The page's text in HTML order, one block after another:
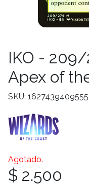
IKO - 209/
Apex of
SKU: 1627439409555
Agotado.
$ 2.500